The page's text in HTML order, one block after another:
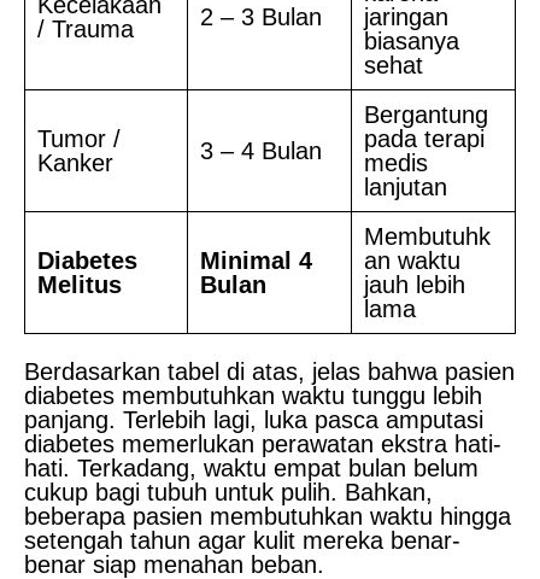
/ Trauma
2 – 3 Bulan
jaringan
biasanya
sehat
Tumor /
Kanker
3 – 4 Bulan
Bergantung
pada terapi
medis
lanjutan
Diabetes
Melitus
Minimal 4
Bulan
Membutuhk
an waktu
jauh lebih
lama
Berdasarkan tabel di atas, jelas bahwa pasien
diabetes membutuhkan waktu tunggu lebih
panjang. Terlebih lagi, luka pasca amputasi
diabetes memerlukan perawatan ekstra hati-
hati. Terkadang, waktu empat bulan belum
cukup bagi tubuh untuk pulih. Bahkan,
beberapa pasien membutuhkan waktu hingga
setengah tahun agar kulit mereka benar-
benar siap menahan beban.